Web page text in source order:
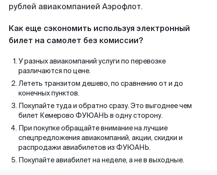
рублей авиакомпанией Аэрофлот.
Как еще сэкономить используя электронный
билет на самолет без комиссии?
У разных авиакомпаний услуги по перевозке
различаются по цене.
Лететь транзитом дешево, по сравнению от и до
конечных пунктов.
Покупайте туда и обратно сразу. Это выгоднее чем
билет Кемерово ФУЮАНЬ в одну сторону.
При покупке обращайте внимание на лучшие
спецпредложения авиакомпаний, акции, скидки и
распродажи авиабилетов из ФУЮАНЬ.
Покупайте авиабилет на неделе, а не в выходные.